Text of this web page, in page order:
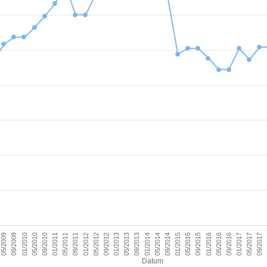
Datum
05/2009 09/2009 01/2010 05/2010 09/2010 01/2011 05/2011 09/2011 01/2012 05/2012 09/2012 01/2013 05/2013 09/2013 01/2014 05/2014 09/2014 01/2015 05/2015 09/2015 01/2016 05/2016 09/2016 01/2017 05/2017 09/2017